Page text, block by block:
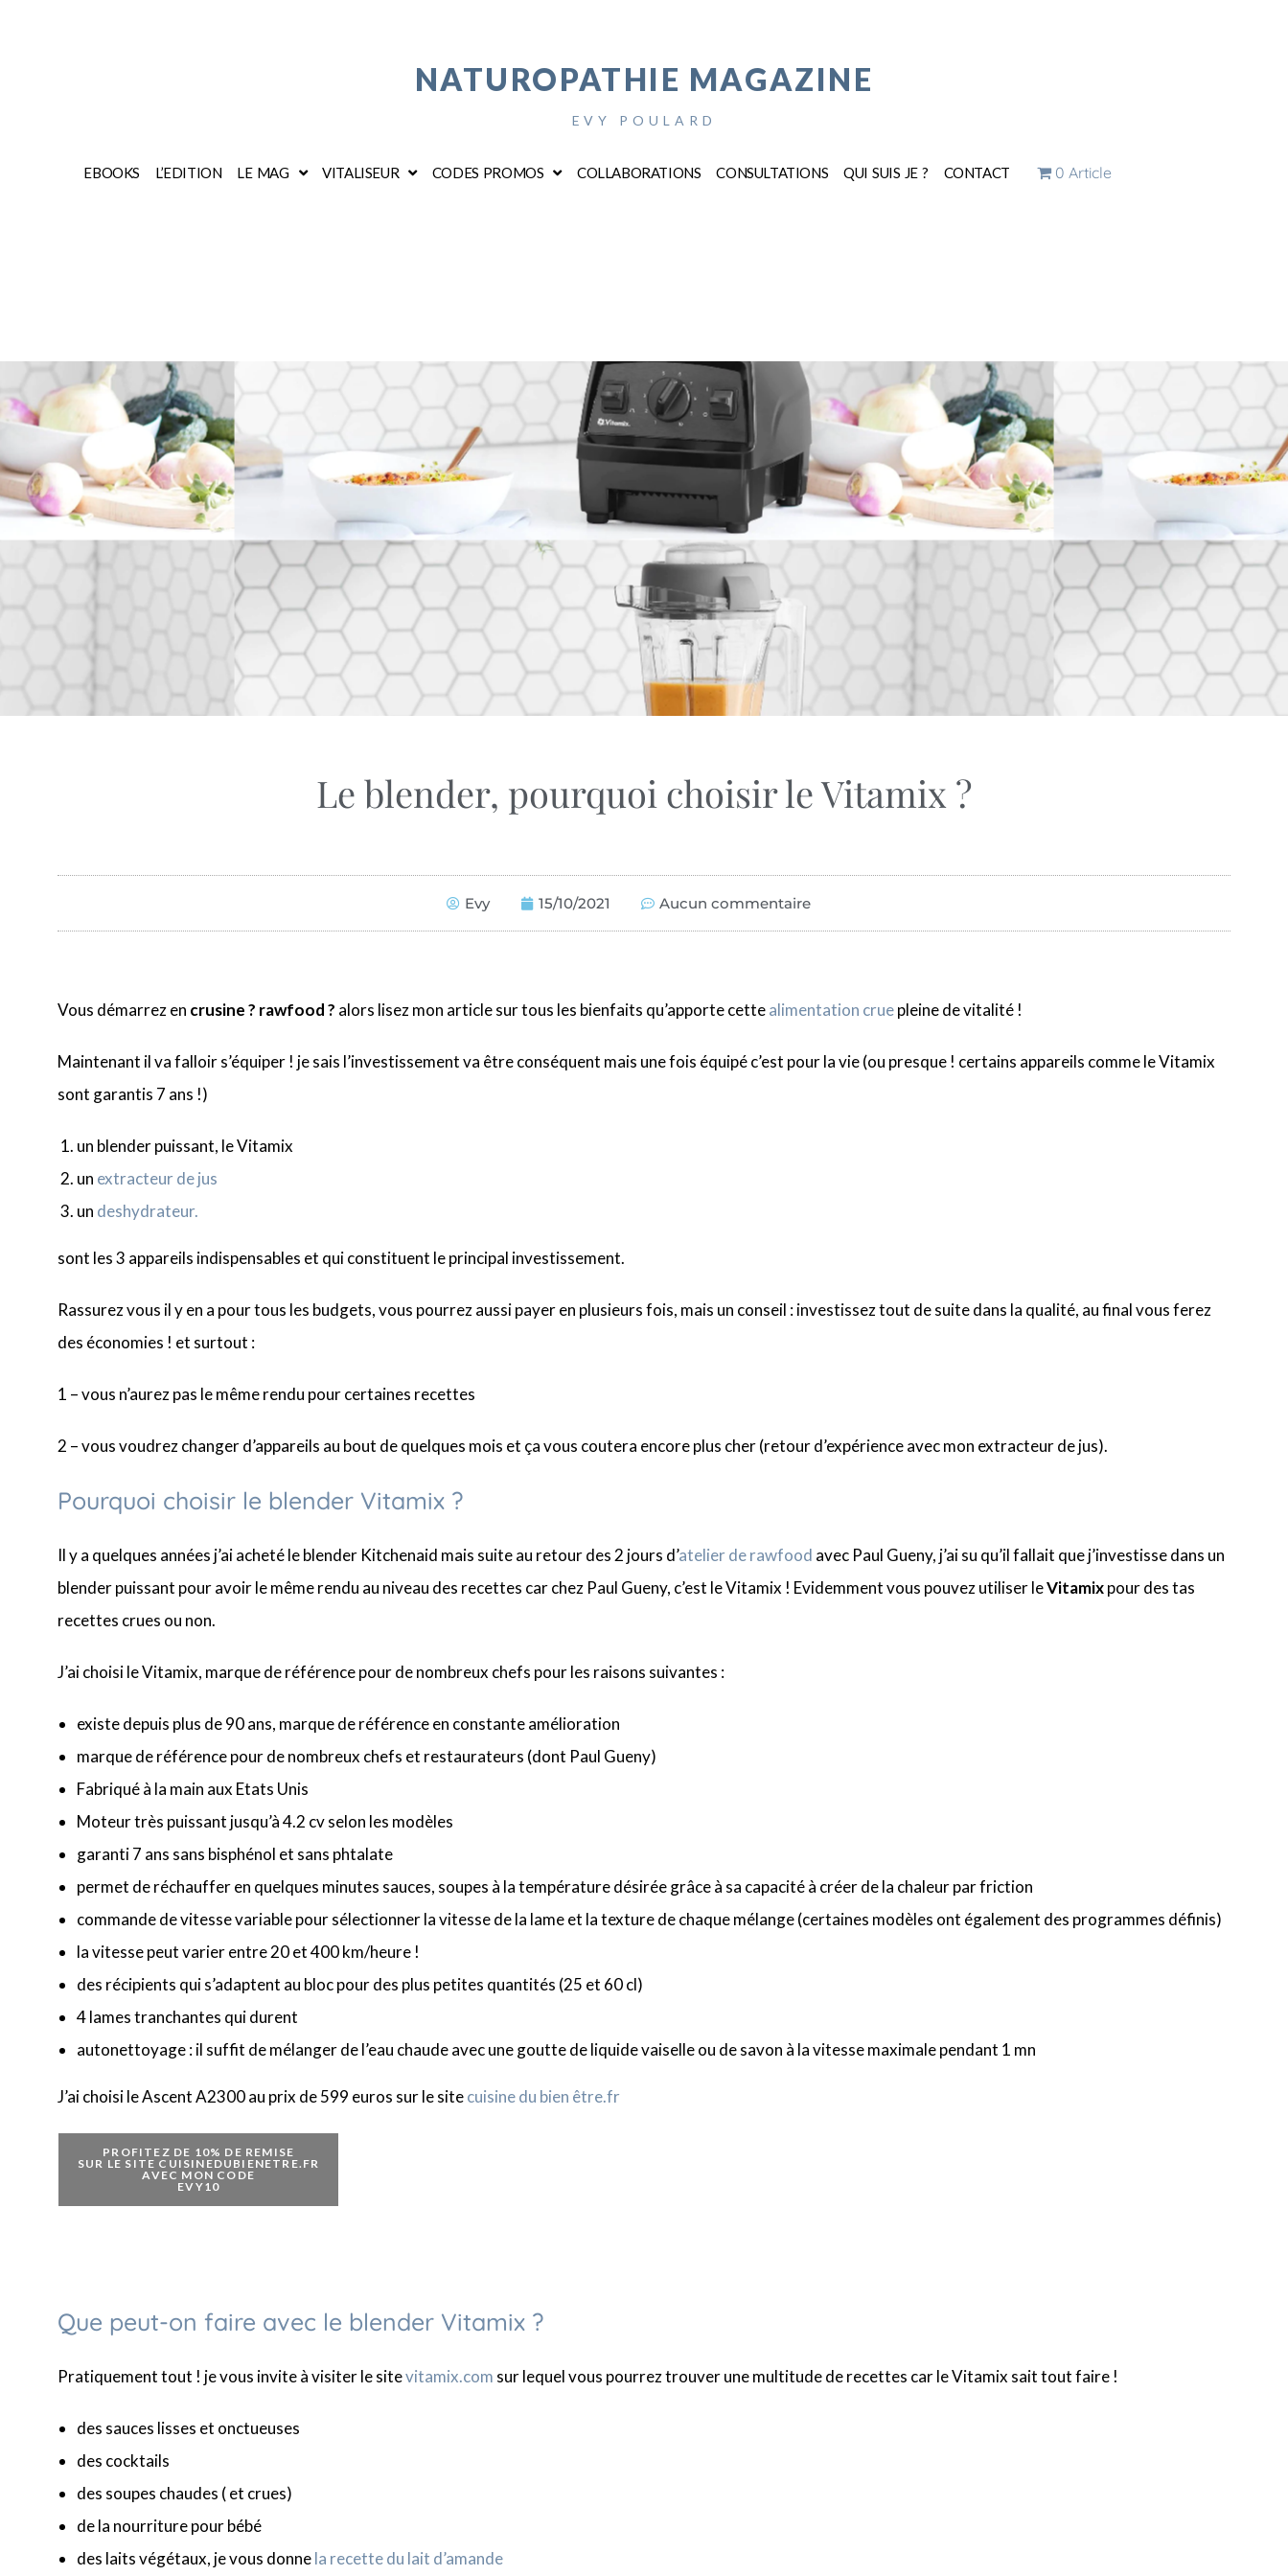
NATUROPATHIE MAGAZINE
EVY POULARD
EBOOKS L’EDITION LE MAG VITALISEUR CODES PROMOS COLLABORATIONS CONSULTATIONS QUI SUIS JE ? CONTACT 0 Article
Le blender, pourquoi choisir le Vitamix ?
Evy 15/10/2021 Aucun commentaire
Vous démarrez en crusine ? rawfood ? alors lisez mon article sur tous les bienfaits qu’apporte cettealimentation cruepleine de vitalité !
Maintenant il va falloir s’équiper ! je sais l’investissement va être conséquent mais une fois équipé c’est pour la vie (ou presque ! certains appareils comme le Vitamix
sont garantis 7 ans !)
un blender puissant, le Vitamix
un extracteur de jus
un deshydrateur.
sont les 3 appareils indispensables et qui constituent le principal investissement.
Rassurez vous il y en a pour tous les budgets, vous pourrez aussi payer en plusieurs fois, mais un conseil : investissez tout de suite dans la qualité, au final vous ferez
des économies ! et surtout :
1 – vous n’aurez pas le même rendu pour certaines recettes
2 – vous voudrez changer d’appareils au bout de quelques mois et ça vous coutera encore plus cher (retour d’expérience avec mon extracteur de jus).
Pourquoi choisir le blender Vitamix ?
Il y a quelques années j’ai acheté le blender Kitchenaid mais suite au retour des 2 jours d’atelier de rawfood avec Paul Gueny, j’ai su qu’il fallait que j’investisse dans un
blender puissant pour avoir le même rendu au niveau des recettes car chez Paul Gueny, c’est le Vitamix ! Evidemment vous pouvez utiliser leVitamixpour des tas
recettes crues ou non.
J’ai choisi le Vitamix, marque de référence pour de nombreux chefs pour les raisons suivantes :
existe depuis plus de 90 ans, marque de référence en constante amélioration
marque de référence pour de nombreux chefs et restaurateurs (dont Paul Gueny)
Fabriqué à la main aux Etats Unis
Moteur très puissant jusqu’à 4.2 cv selon les modèles
garanti 7 ans sans bisphénol et sans phtalate
permet de réchauffer en quelques minutes sauces, soupes à la température désirée grâce à sa capacité à créer de la chaleur par friction
commande de vitesse variable pour sélectionner la vitesse de la lame et la texture de chaque mélange (certaines modèles ont également des programmes définis)
la vitesse peut varier entre 20 et 400 km/heure !
des récipients qui s’adaptent au bloc pour des plus petites quantités (25 et 60 cl)
4 lames tranchantes qui durent
autonettoyage : il suffit de mélanger de l’eau chaude avec une goutte de liquide vaiselle ou de savon à la vitesse maximale pendant 1 mn
J’ai choisi le Ascent A2300 au prix de 599 euros sur le sitecuisine du bien être.fr
PROFITEZ DE 10% DE REMISE
SUR LE SITE CUISINEDUBIENETRE.FR
AVEC MON CODE
EVY10
Que peut-on faire avec le blender Vitamix ?
Pratiquement tout ! je vous invite à visiter le sitevitamix.com sur lequel vous pourrez trouver une multitude de recettes car le Vitamix sait tout faire !
des sauces lisses et onctueuses
des cocktails
des soupes chaudes ( et crues)
de la nourriture pour bébé
des laits végétaux, je vous donnela recette du lait d’amande